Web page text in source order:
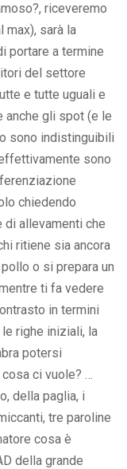
riceveremo
max), sarà la
portare a termine
del settore
e tutte uguali e
gli spot (e le
sono indistinguibili
sono
chiedendo
di allevamenti che
ritiene sia ancora
o si prepara un
ti fa vedere
in termini
righe iniziali, la
potersi
ci vuole? …
della paglia, i
tre paroline
cosa è
della grande